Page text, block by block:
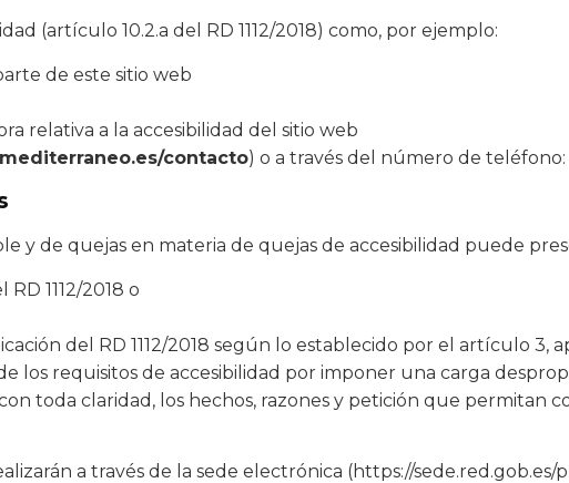
(artículo 10.2.a del RD 1112/2018) como, por ejemplo:
de este sitio web
relativa a la accesibilidad del sitio web
contacto) o a través del número de teléfono:
y de quejas en materia de quejas de accesibilidad puede
1112/2018 o
del RD 1112/2018 según lo establecido por el artículo 3,
los requisitos de accesibilidad por imponer una carga
toda claridad, los hechos, razones y petición que permitan
a través de la sede electrónica (https://